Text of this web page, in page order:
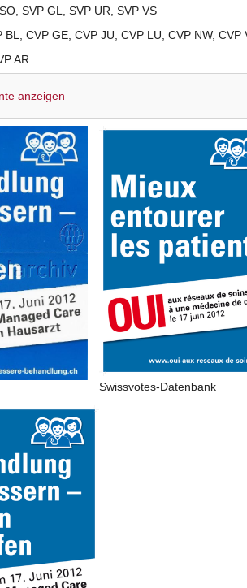
SO SVP GL SVP UR SVP VS
BL CVP GE CVP JU CVP LU CVP NW CVP
AR
anzeigen
Swissvotes-Datenbank